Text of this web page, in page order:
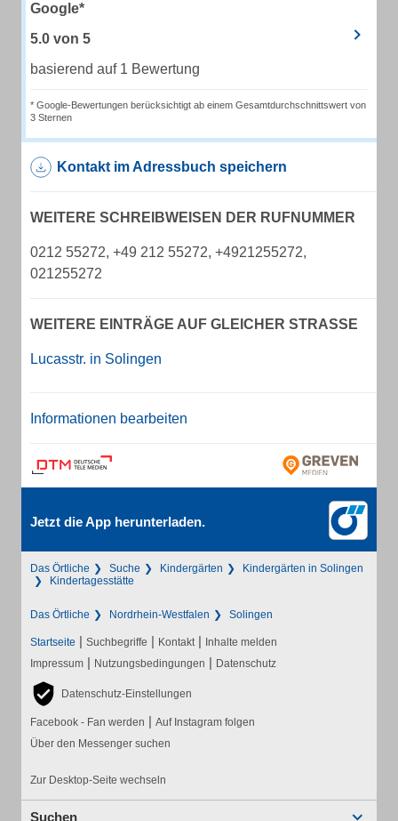
Google*
5.0 von 5
basierend auf 1 Bewertung
* Google-Bewertungen berücksichtigt ab einem Gesamtdurchschnittswert von
3 Sternen
Kontakt im Adressbuch speichern
WEITERE SCHREIBWEISEN DER RUFNUMMER
0212 55272, +49 212 55272, +4921255272,
021255272
WEITERE EINTRÄGE AUF GLEICHER STRASSE
Lucasstr. in Solingen
Informationen bearbeiten
Jetzt die App herunterladen.
Das Örtliche Suche Kindergärten
Kindergärten in Solingen
Kindertagesstätte
Das Örtliche Nordrhein-Westfalen Solingen
Startseite | Suchbegriffe | Kontakt | Inhalte melden
Impressum | Nutzungsbedingungen | Datenschutz
Datenschutz-Einstellungen
Facebook - Fan werden | Auf Instagram folgen
Über den Messenger suchen
Zur Desktop-Seite wechseln
Suchen